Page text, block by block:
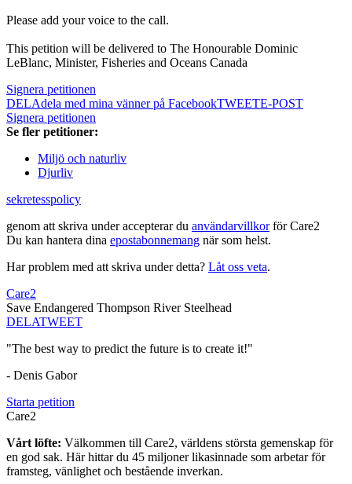
Please add your voice to the call.
This petition will be delivered to The Honourable Dominic
LeBlanc, Minister, Fisheries and Oceans Canada
Signera petitionen
DELAdela med mina vänner på FacebookTWEETE-POST
Signera petitionen
Se fler petitioner:
Miljö och naturliv
Djurliv
sekretesspolicy
genom att skriva under accepterar du användarvillkorför Care2
Du kan hantera dina epostabonnemang när som helst.
Har problem med att skriva under detta? Låt oss veta.
Care2
Save Endangered Thompson River Steelhead
DELATWEET
"The best way to predict the future is to create it!"
- Denis Gabor
Starta petition
Care2
Vårt löfte: Välkommen till Care2, världens största gemenskap för
en god sak. Här hittar du 45 miljoner likasinnade som arbetar för
framsteg, vänlighet och bestående inverkan.